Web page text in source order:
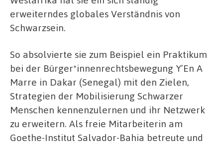
erweiterndes globales Verständnis von
Schwarzsein.
So absolvierte sie zum Beispiel ein Praktikum
bei der Bürger*innenrechtsbewegung Y’En A
Marre in Dakar (Senegal) mit den Zielen,
Strategien der Mobilisierung Schwarzer
Menschen kennenzulernen und ihr Netzwerk
zu erweitern. Als freie Mitarbeiterin am
Goethe-Institut Salvador-Bahia betreute und